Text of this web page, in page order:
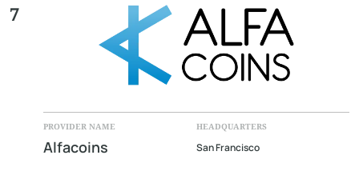
7
PROVIDER NAME
Alfacoins
HEADQUARTERS
San Francisco